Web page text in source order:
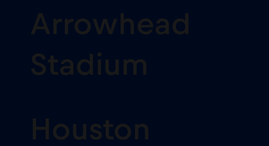
Arrowhead
Stadium
Houston